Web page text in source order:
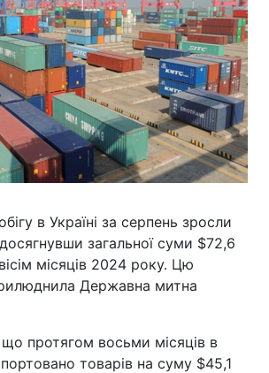
в Україні за серпень зросли
загальної суми $72,6
місяців 2024 року. Цю
Державна митна
що протягом восьми місяців в
товарів на суму $45,1